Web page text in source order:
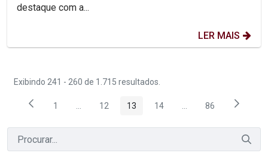
destaque com a...
LER MAIS
Exibindo 241 - 260 de 1.715 resultados.
Página
1 ...Páginas intermediárias Usar ABA para navegar.
Página
12 Página
13 Página
14 ...PáginasPágina
86